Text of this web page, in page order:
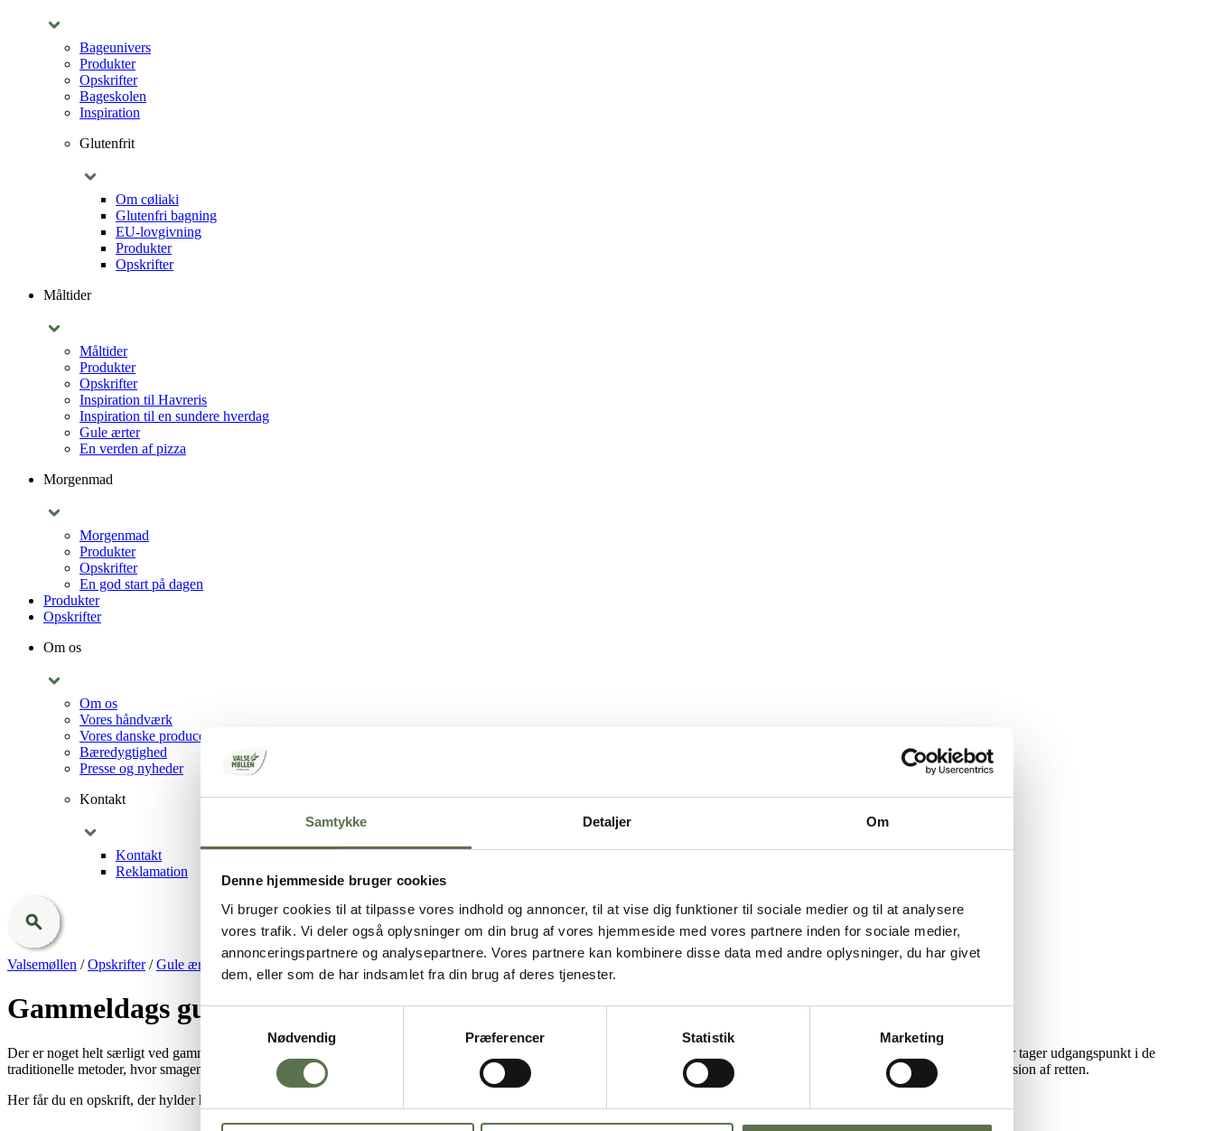
Samtykke Detaljer Om
Denne hjemmeside bruger cookies
Vi bruger cookies til at tilpasse vores indhold og annoncer, til at vise dig funktioner til sociale medier og til at analysere
vores trafik. Vi deler også oplysninger om din brug af vores hjemmeside med vores partnere inden for sociale medier,
annonceringspartnere og analysepartnere. Vores partnere kan kombinere disse data med andre oplysninger, du har givet
dem, eller som de har indsamlet fra din brug af deres tjenester.
Samtykkevalg
Nødvendig
Præferencer Statistik Marketing
Bageunivers
Produkter
Opskrifter
Bageskolen
Inspiration
Glutenfrit
Om cøliaki
Glutenfri bagning
EU-lovgivning
Produkter
Opskrifter
Måltider
Måltider
Produkter
Opskrifter
Inspiration til Havreris
Inspiration til en sundere hverdag
Gule ærter
En verden af pizza
Morgenmad
Morgenmad
Produkter
Opskrifter
En god start på dagen
Produkter
Opskrifter
Om os
Om os
Vores håndværk
Vores danske producenter
Bæredygtighed
Presse og nyheder
Kontakt
Kontakt
Reklamation
Valsemøllen /Opskrifter/Gule ærter Gammeldags gule ærter
Gammeldags gule ærter
Der er noget helt særligt ved gammeldags gule ærter – den klassiske, langsomt simrede vinterret, som generationer før os serverede på de kolde dage. Denne udgave af gule ærter tager udgangspunkt i de
traditionelle metoder, hvor smagen bygges op over tid, og hvor både kød, krydderier og ærter får lov til at udvikle den autentiske smag, der kendetegner en ægte gammeldags version af retten.
Her får du en opskrift, der hylder håndværket og husmandskosten, uden moderne genveje – perfekt til dig, der søger smagen af tradition og det klassiske danske køkken.